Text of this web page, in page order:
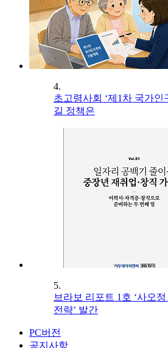
4.
초고령사회 ‘제1차 국가인
길 정책은
5.
브라보 리포트 1호 ‘사오
전략’ 발간
PC버전
공지사항